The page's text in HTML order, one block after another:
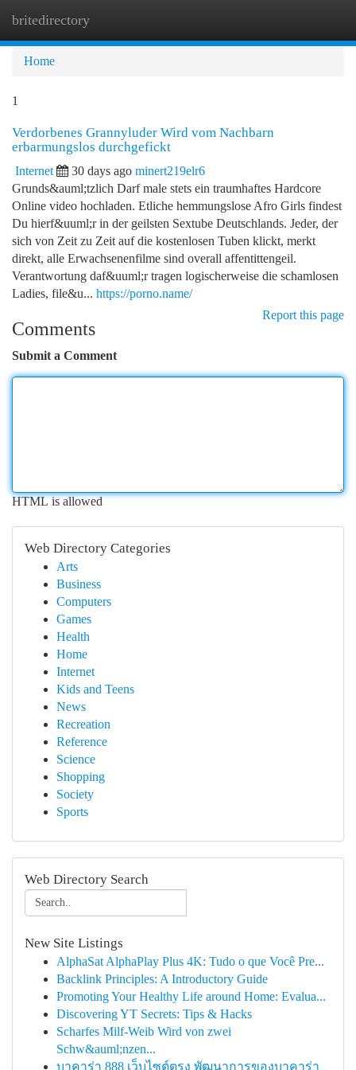
britedirectory
Home
1
Verdorbenes Grannyluder Wird vom Nachbarn
erbarmungslos durchgefickt
Internet 30 days ago minert219elr6
Grunds&auml;tzlich Darf male stets ein traumhaftes Hardcore
Online video hochladen. Etliche hemmungslose Afro Girls findest
Du hierf&uuml;r in der geilsten Sextube Deutschlands. Jeder, der
sich von Zeit zu Zeit auf die kostenlosen Tuben klickt, merkt
direkt, alle Erwachsenenfilme sind overall affentittengeil.
Verantwortung daf&uuml;r tragen logischerweise die schamlosen
Ladies, file&u... https://porno.name/
Report this page
Comments
Submit a Comment
HTML is allowed
Web Directory Categories
Arts
Business
Computers
Games
Health
Home
Internet
Kids and Teens
News
Recreation
Reference
Science
Shopping
Society
Sports
Web Directory Search
New Site Listings
AlphaSat AlphaPlay Plus 4K: Tudo o que Você Pre...
Backlink Principles: A Introductory Guide
Promoting Your Healthy Life around Home: Evalua...
Discovering YT Secrets: Tips & Hacks
Scharfes Milf-Weib Wird von zwei
Schw&auml;nzen...
บาคาร่า 888 เว็บไซต์ตรง พัฒนาการของบาคาร่า